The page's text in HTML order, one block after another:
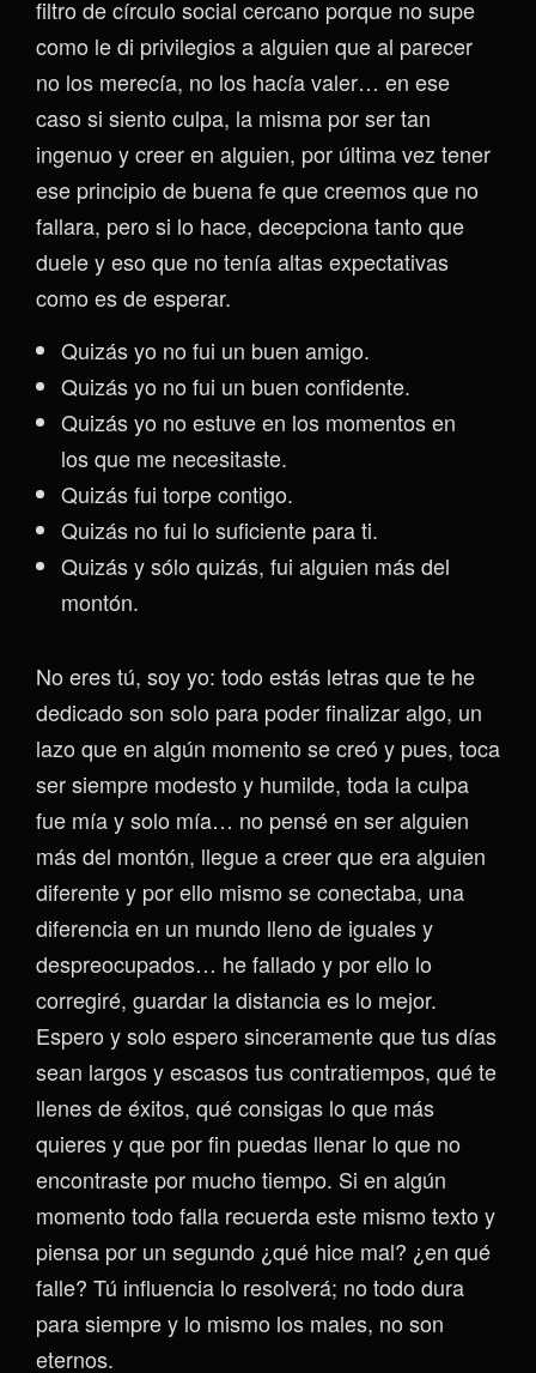
filtro de círculo social cercano porque no supe
como le di privilegios a alguien que al parecer
no los merecía, no los hacía valer… en ese
caso si siento culpa, la misma por ser tan
ingenuo y creer en alguien, por última vez tener
ese principio de buena fe que creemos que no
fallara, pero si lo hace, decepciona tanto que
duele y eso que no tenía altas expectativas
como es de esperar.
Quizás yo no fui un buen amigo.
Quizás yo no fui un buen confidente.
Quizás yo no estuve en los momentos en
los que me necesitaste.
Quizás fui torpe contigo.
Quizás no fui lo suficiente para ti.
Quizás y sólo quizás, fui alguien más del
montón.
No eres tú, soy yo: todo estás letras que te he
dedicado son solo para poder finalizar algo, un
lazo que en algún momento se creó y pues, toca
ser siempre modesto y humilde, toda la culpa
fue mía y solo mía… no pensé en ser alguien
más del montón, llegue a creer que era alguien
diferente y por ello mismo se conectaba, una
diferencia en un mundo lleno de iguales y
despreocupados… he fallado y por ello lo
corregiré, guardar la distancia es lo mejor.
Espero y solo espero sinceramente que tus días
sean largos y escasos tus contratiempos, qué te
llenes de éxitos, qué consigas lo que más
quieres y que por fin puedas llenar lo que no
encontraste por mucho tiempo. Si en algún
momento todo falla recuerda este mismo texto y
piensa por un segundo ¿qué hice mal? ¿en qué
falle? Tú influencia lo resolverá; no todo dura
para siempre y lo mismo los males, no son
eternos.